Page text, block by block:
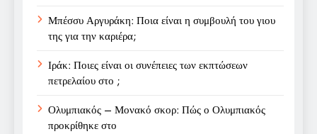
Μπέσσυ Αργυράκη: Ποια είναι η συμβουλή του γιου
της για την καριέρα;
Ιράκ: Ποιες είναι οι συνέπειες των εκπτώσεων
πετρελαίου στο ;
Ολυμπιακός – Μονακό σκορ: Πώς ο Ολυμπιακός
προκρίθηκε στο